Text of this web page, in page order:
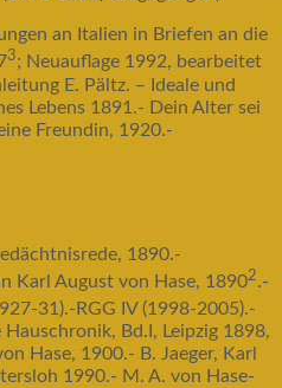
an Italien in Briefen an die
3; Neuauflage 1992, bearbeitet
E. Pältz. – Ideale und
Lebens 1891.- Dein Alter sei
Freundin, 1920.-
1890.-
Karl August von Hase, 18902.-
31).-RGG IV (1998-2005).-
Bd.I, Leipzig 1898,
Hase, 1900.- B. Jaeger, Karl
1990.- M. A. von Hase-